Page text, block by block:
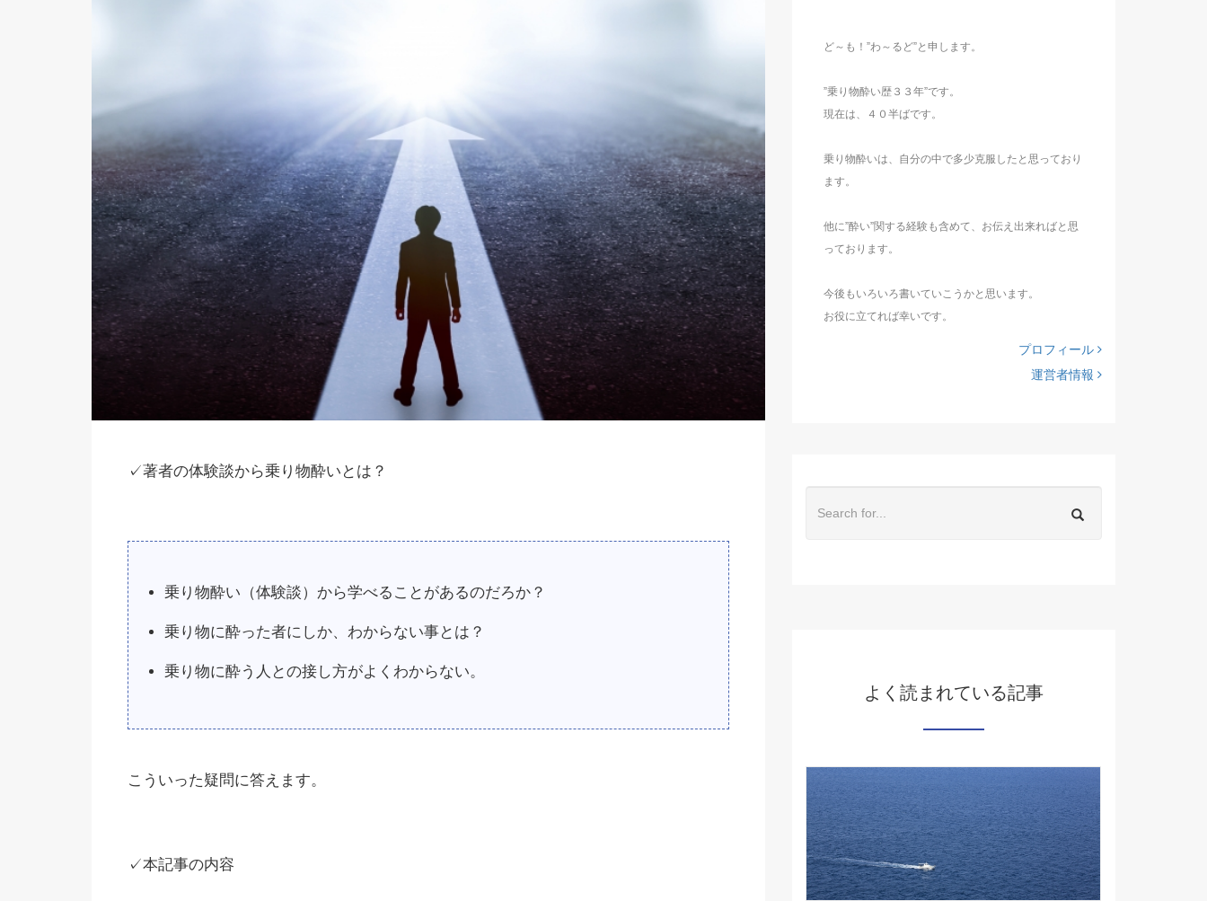
✓著者の体験談から乗り物酔いとは？
乗り物酔い（体験談）から学べることがあるのだろか？
乗り物に酔った者にしか、わからない事とは？
乗り物に酔う人との接し方がよくわからない。
こういった疑問に答えます。
✓本記事の内容
ど～も！”わ～るど”と申します。
”乗り物酔い歴３３年”です。
現在は、４０半ばです。
乗り物酔いは、自分の中で多少克服したと思っており
ます。
他に”酔い”関する経験も含めて、お伝え出来ればと思
っております。
今後もいろいろ書いていこうかと思います。
お役に立てれば幸いです。
プロフィール
運営者情報
よく読まれている記事